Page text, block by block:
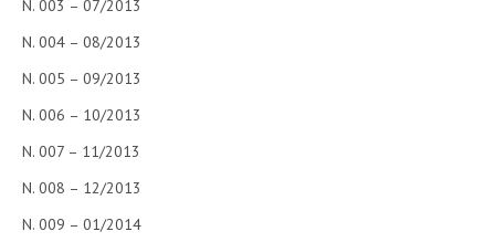
N. 003 – 07/2013
N. 004 – 08/2013
N. 005 – 09/2013
N. 006 – 10/2013
N. 007 – 11/2013
N. 008 – 12/2013
N. 009 – 01/2014